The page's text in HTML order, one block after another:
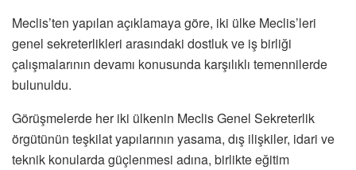
Meclis’ten yapılan açıklamaya göre, iki ülke Meclis’leri
genel sekreterlikleri arasındaki dostluk ve iş birliği
çalışmalarının devamı konusunda karşılıklı temennilerde
bulunuldu.
Görüşmelerde her iki ülkenin Meclis Genel Sekreterlik
örgütünün teşkilat yapılarının yasama, dış ilişkiler, idari ve
teknik konularda güçlenmesi adına, birlikte eğitim